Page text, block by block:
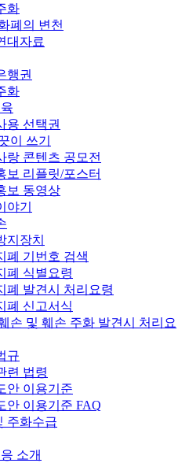
화
폐의 변천
대자료
행권
화
용 선택권
이 쓰기
랑 콘텐츠 공모전
보 리플릿/포스터
보 동영상
야기
지장치
폐 기번호 검색
폐 식별요령
폐 발견시 처리요령
폐 신고서식
손 및 훼손 주화 발견시 처리요
규
련 법령
안 이용기준
안 이용기준 FAQ
주화수급
소개